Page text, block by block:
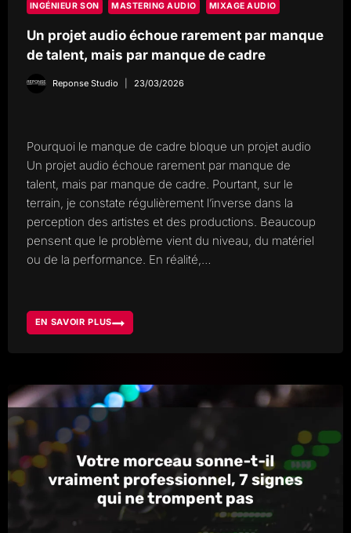
INGÉNIEUR SON
MASTERING AUDIO MIXAGE AUDIO
Un projet audio échoue rarement par manque
de talent, mais par manque de cadre
Reponse Studio 23/03/2026
Pourquoi le manque de cadre bloque un projet audio
Un projet audio échoue rarement par manque de
talent, mais par manque de cadre. Pourtant, sur le
terrain, je constate régulièrement l’inverse dans la
perception des artistes et des productions. Beaucoup
pensent que le problème vient du niveau, du matériel
ou de la performance. En réalité,…
EN SAVOIR PLUS
UN
PROJET
DE
TALENT,
MAIS
MANQUE